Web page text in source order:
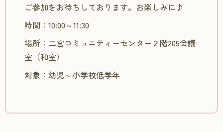
ご参加をお待ちしております。お楽しみに♪
時間：10:00～11:30
場所：二宮コミュニティーセンター２階205会議
室（和室）
対象：幼児～小学校低学年